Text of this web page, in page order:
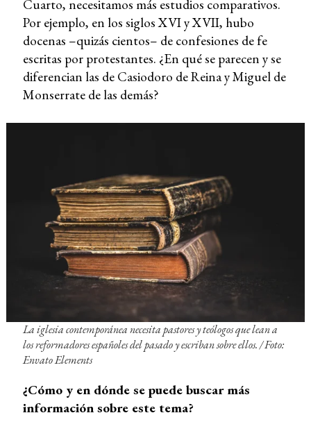
Cuarto, necesitamos más estudios comparativos.
Por ejemplo, en los siglos XVI y XVII, hubo
docenas –quizás cientos– de confesiones de fe
escritas por protestantes. ¿En qué se parecen y se
diferencian las de Casiodoro de Reina y Miguel de
Monserrate de las demás?
La iglesia contemporánea necesita pastores y teólogos que lean a
los reformadores españoles del pasado y escriban sobre ellos. /Foto:
Envato Elements
¿Cómo y en dónde se puede buscar más
información sobre este tema?